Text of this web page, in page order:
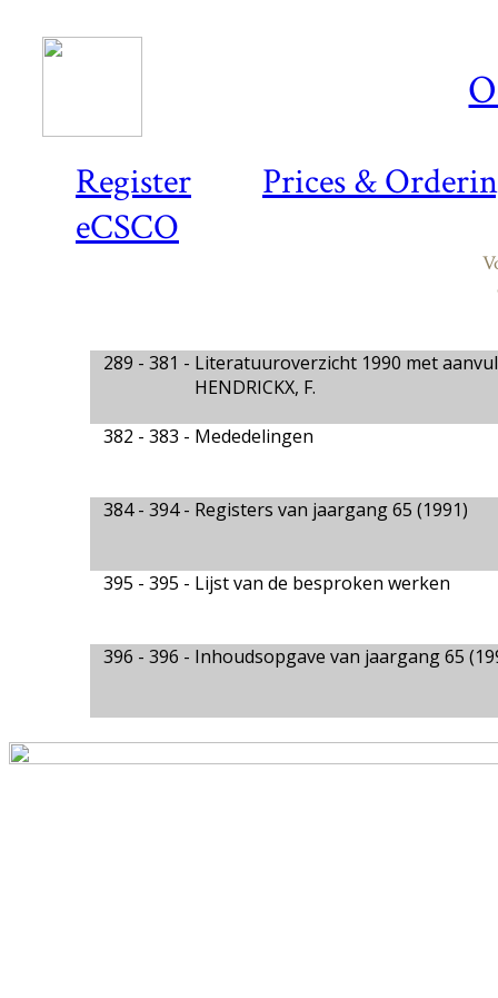
Register
Prices &
eCSCO
289 - 381 - Literatuuroverzicht 1990 met
HENDRICKX, F.
382 - 383 - Mededelingen
384 - 394 - Registers van jaargang 65 (1991)
395 - 395 - Lijst van de besproken werken
396 - 396 - Inhoudsopgave van jaargang 65